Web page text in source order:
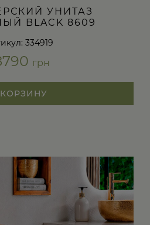
УНИТАЗ
BLACK 8609
334919
грн